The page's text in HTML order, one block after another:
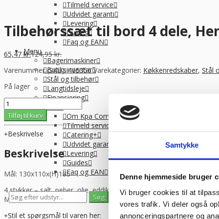
Samtykke
Denne hjemmeside bruger
Vi bruger cookies til at
vores trafik. Vi deler også
annonceringspartnere og
Tilmeld service
Udvidet garanti
Levering
Guides
Faq og EAN
Menu
Bagerimaskiner
Butiksinventar
Stål og tilbehør
Langtidsleje
Finansiering
Info
Om Kpa Company
Tilmeld service
Catering+
Udvidet garanti
Levering
Guides
Faq og EAN
Se gemte varer
Se indkøbskurv
Tilbehørssæt til bord 4 dele,
65,47 kr.124,95kr.
Varenummer (SKU):465356 Varekategorier: Køkkenredskaber, Stål
På lager
Tilbehørssæt
til
bord
dele,
Hendi
antal
Tilføj til kurv
Beskrivelse
Beskrivelse
Mål: 130x110x(H)185
4 stykker – salt, peber, olie, eddike.
Mat finish.
Stil et spørgsmål til varen her: